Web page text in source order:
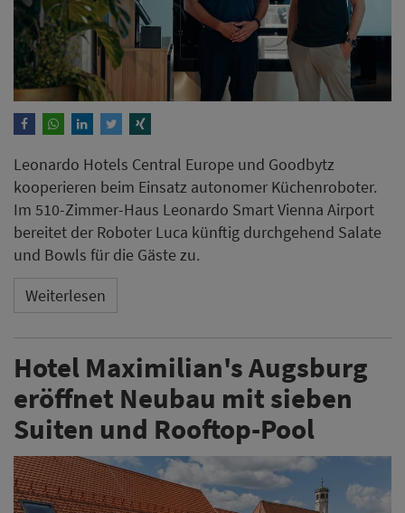
Leonardo Hotels Central Europe und Goodbytz
kooperieren beim Einsatz autonomer Küchenroboter.
Im 510-Zimmer-Haus Leonardo Smart Vienna Airport
bereitet der Roboter Luca künftig durchgehend Salate
und Bowls für die Gäste zu.
Weiterlesen
Hotel Maximilian's Augsburg
eröffnet Neubau mit sieben
Suiten und Rooftop-Pool